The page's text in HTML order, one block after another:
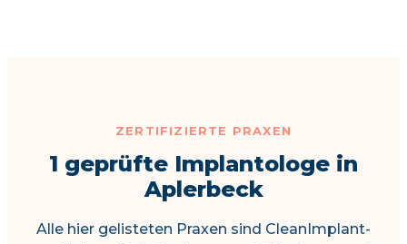
ZERTIFIZIERTE PRAXEN
1 geprüfte Implantologe in
Aplerbeck
Alle hier gelisteten Praxen sind CleanImplant-